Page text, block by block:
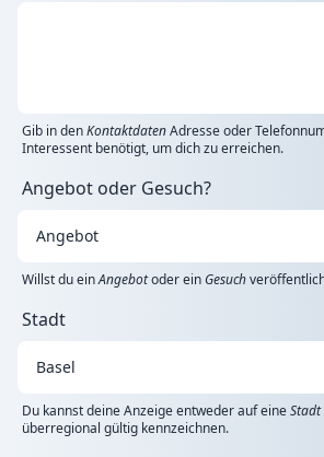
Gib in denKontaktdatenAdresse oder
Interessent benötigt, um dich zu erreichen.
Angebot oder Gesuch?
Willst du einAngebotoder einGesuch
Stadt
Du kannst deine Anzeige entweder auf eineStadt
überregional gültig kennzeichnen.